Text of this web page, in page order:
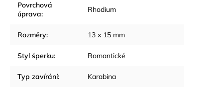
Povrchová
úprava: Rhodium
Rozměry: 13 x 15 mm
Styl šperku: Romantické
Typ zavírání: Karabina